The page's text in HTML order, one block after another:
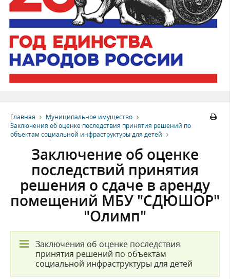
Главная
Муниципальное имущество
Заключения об оценке последствия принятия решений по
объектам социальной инфраструктуры для детей
Заключение об оценке
последствий принятия
решения о сдаче в аренду
помещений МБУ "СДЮШОР"
"Олимп"
Заключения об оценке последствия
принятия решений по объектам
социальной инфраструктуры для детей